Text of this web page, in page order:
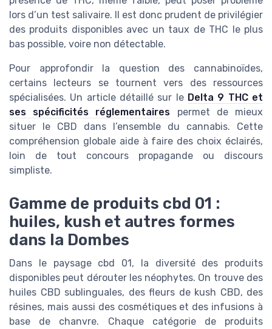
lors d’un test salivaire. Il est donc prudent de privilégier
des produits disponibles avec un taux de THC le plus
bas possible, voire non détectable.
Pour approfondir la question des cannabinoïdes,
certains lecteurs se tournent vers des ressources
spécialisées. Un article détaillé sur le Delta 9 THC et
ses spécificités réglementaires permet de mieux
situer le CBD dans l’ensemble du cannabis. Cette
compréhension globale aide à faire des choix éclairés,
loin de tout concours propagande ou discours
simpliste.
Gamme de produits cbd 01 :
huiles, kush et autres formes
dans la Dombes
Dans le paysage cbd 01, la diversité des produits
disponibles peut dérouter les néophytes. On trouve des
huiles CBD sublinguales, des fleurs de kush CBD, des
résines, mais aussi des cosmétiques et des infusions à
base de chanvre. Chaque catégorie de produits